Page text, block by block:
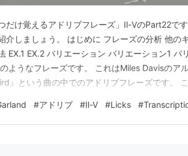
つだけ覚えるアドリブフレーズ」Ⅱ-ⅤのPart22で
介しましょう。 はじめに フレーズの分析 他の
EX.1 EX.2 バリエーション バリエーション1 バ
ようなフレーズです。 これはMiles Davisのア
』という曲の中でのアドリブフレーズです。
アクセントがついているので、今回は表記して
#アドリブ #Ⅱ-Ⅴ #Licks #